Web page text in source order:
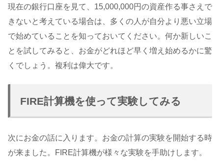
現在の銀行口座を見て、15,000,000円の資産作る事さえで
きないと考えている場合は、多くの人が自分より悪い立場
で始めていることを知っておいてください。何か新しいこ
とを試してみると、お金がどれほど早く増え始めるかに驚
くでしょう。複利は偉大です。
FIRE計算機を使って実験してみる
次にお金の話に入ります。お金の計算の実験を開始する時
が来ました。FIRE計算機が様々な実験を手助けします。